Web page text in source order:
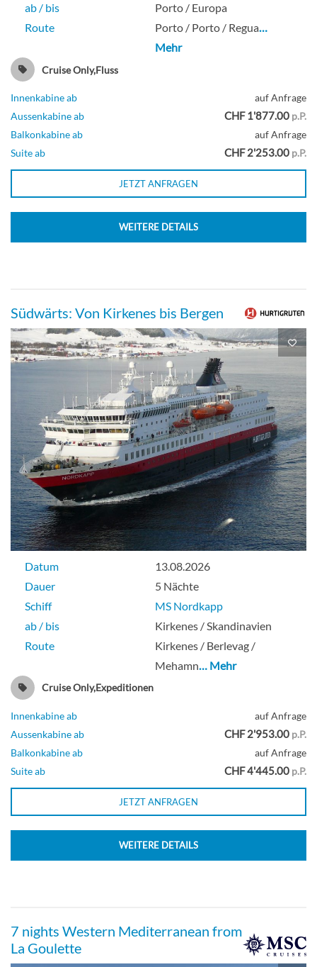
ab / bis
Porto / Europa
Route
Porto / Porto / Regua…
Mehr
Cruise Only,Fluss
Innenkabine ab
auf Anfrage
Aussenkabine ab
CHF 1'877.00 p.P.
Balkonkabine ab
auf Anfrage
Suite ab
CHF 2'253.00 p.P.
JETZT ANFRAGEN
WEITERE DETAILS
Südwärts: Von Kirkenes bis Bergen
Datum
13.08.2026
Dauer
5 Nächte
Schiff
MS Nordkapp
ab / bis
Kirkenes / Skandinavien
Route
Kirkenes / Berlevag /
Mehamn… Mehr
Cruise Only,Expeditionen
Innenkabine ab
auf Anfrage
Aussenkabine ab
CHF 2'953.00 p.P.
Balkonkabine ab
auf Anfrage
Suite ab
CHF 4'445.00 p.P.
JETZT ANFRAGEN
WEITERE DETAILS
7 nights Western Mediterranean from
La Goulette